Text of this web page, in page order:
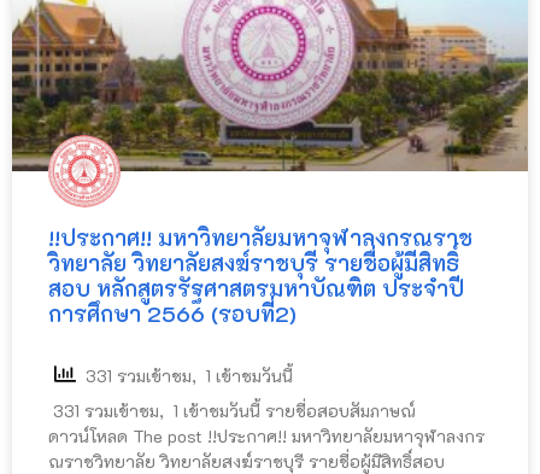
!!ประกาศ!! มหาวิทยาลัยมหาจุฬาลงกรณราช
วิทยาลัย วิทยาลัยสงฆ์ราชบุรี รายชื่อผู้มีสิทธิ์
สอบ หลักสูตรรัฐศาสตรมหาบัณฑิต ประจำปี
การศึกษา 2566 (รอบที่2)
331 รวมเข้าชม, 1 เข้าชมวันนี้
331 รวมเข้าชม, 1 เข้าชมวันนี้ รายชื่อสอบสัมภาษณ์
ดาวน์โหลด The post !!ประกาศ!! มหาวิทยาลัยมหาจุฬาลงกร
ณราชวิทยาลัย วิทยาลัยสงฆ์ราชบุรี รายชื่อผู้มีสิทธิ์สอบ